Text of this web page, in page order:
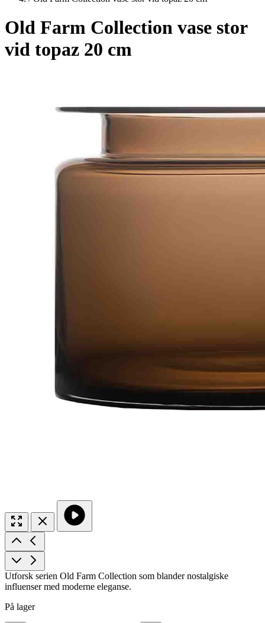
Old Farm Collection vase stor
vid topaz 20 cm
Utforsk serien Old Farm Collection som blander nostalgiske
influenser med moderne eleganse.
På lager